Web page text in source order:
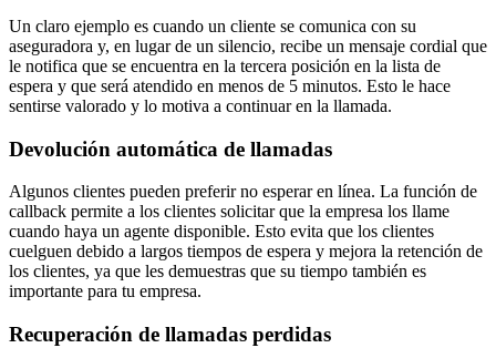
Un claro ejemplo es cuando un cliente se comunica con su
aseguradora y, en lugar de un silencio, recibe un mensaje cordial que
le notifica que se encuentra en la tercera posición en la lista de
espera y que será atendido en menos de 5 minutos. Esto le hace
sentirse valorado y lo motiva a continuar en la llamada.
Devolución automática de llamadas
Algunos clientes pueden preferir no esperar en línea. La función de
callback permite a los clientes solicitar que la empresa los llame
cuando haya un agente disponible. Esto evita que los clientes
cuelguen debido a largos tiempos de espera y mejora la retención de
los clientes, ya que les demuestras que su tiempo también es
importante para tu empresa.
Recuperación de llamadas perdidas